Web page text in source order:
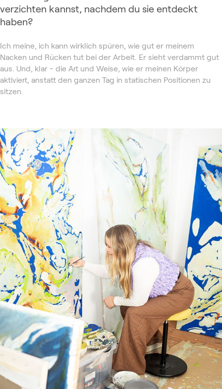
verzichten kannst, nachdem du sie entdeckt
haben?
Ich meine, ich kann wirklich spüren, wie gut er meinem
Nacken und Rücken tut bei der Arbeit. Er sieht verdammt gut
aus. Und, klar - die Art und Weise, wie er meinen Körper
aktiviert, anstatt den ganzen Tag in statischen Positionen zu
sitzen.